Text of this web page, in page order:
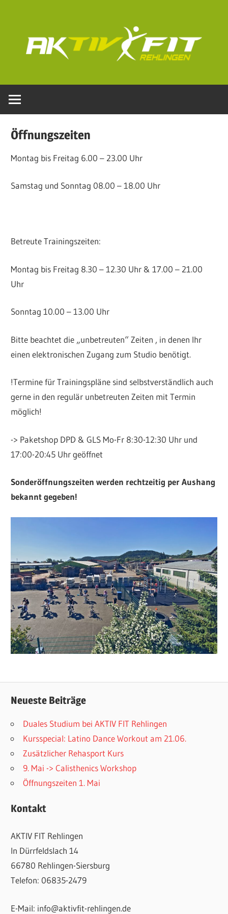
springen
AKTIVFIT-
Rehlingen.de
Öffnungszeiten
Montag bis Freitag 6.00 – 23.00 Uhr
Samstag und Sonntag 08.00 – 18.00 Uhr
Betreute Trainingszeiten:
Montag bis Freitag 8.30 – 12.30 Uhr & 17.00 – 21.00
Uhr
Sonntag 10.00 – 13.00 Uhr
Bitte beachtet die „unbetreuten“ Zeiten , in denen Ihr
einen elektronischen Zugang zum Studio benötigt.
!Termine für Trainingspläne sind selbstverständlich auch
gerne in den regulär unbetreuten Zeiten mit Termin
möglich!
-> Paketshop DPD & GLS Mo-Fr 8:30-12:30 Uhr und
17:00-20:45 Uhr geöffnet
Sonderöffnungszeiten werden rechtzeitig per Aushang
bekannt gegeben!
Neueste Beiträge
Duales Studium bei AKTIV FIT Rehlingen
Kursspecial: Latino Dance Workout am 21.06.
Zusätzlicher Rehasport Kurs
9. Mai -> Calisthenics Workshop
Öffnungszeiten 1. Mai
Kontakt
AKTIV FIT Rehlingen
In Dürrfeldslach 14
66780 Rehlingen-Siersburg
Telefon: 06835-2479
E-Mail: info@aktivfit-rehlingen.de